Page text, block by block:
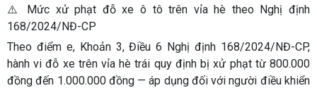
⚠️ Mức xử phạt đỗ xe ô tô trên vỉa hè theo Nghị định
168/2024/NĐ-CP
Theo điểm e, Khoản 3, Điều 6 Nghị định 168/2024/NĐ-CP,
hành vi đỗ xe trên vỉa hè trái quy định bị xử phạt từ 800.000
đồng đến 1.000.000 đồng — áp dụng đối với người điều khiển